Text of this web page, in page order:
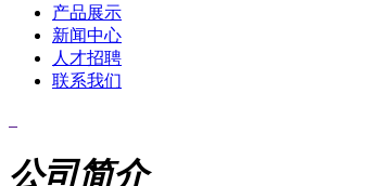
产品展示
新闻中心
人才招聘
联系我们
公司简介